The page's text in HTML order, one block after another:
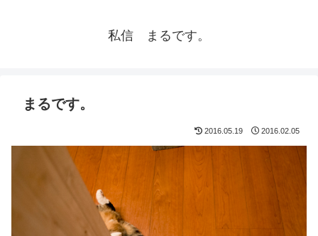
私信 まるです。
まるです。
2016.05.19 2016.02.05